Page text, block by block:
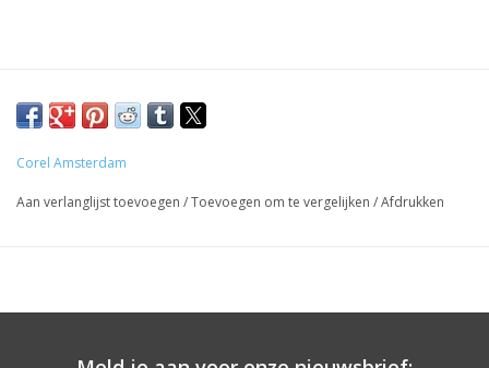
Corel Amsterdam
Aan verlanglijst toevoegen /Toevoegen om te vergelijken /Afdrukken